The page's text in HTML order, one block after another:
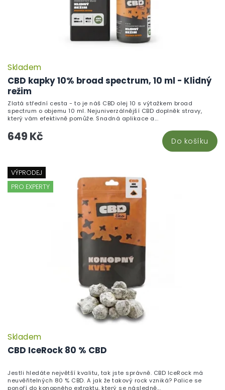
CBD kapky 10% broad spectrum, 10 ml - Klidný
režim
Skladem
649 Kč Do košíku
Zlatá střední cesta - to je náš CBD olej 10 s výtažkem broad
spectrum o objemu 10 ml. Nejuniverzálnější CBD doplněk stravy,
který vám efektivně pomůže. Snadná aplikace a...
VÝPRODEJ
PRO EXPERTY
CBD IceRock 80 % CBD
Skladem
Jestli hledáte největší kvalitu, tak jste správně. CBD IceRock má
neuvěřitelných 80 % CBD. A jak že takový rock vzniká? Palice se
ponoří do konopného extraktu, který se následně...